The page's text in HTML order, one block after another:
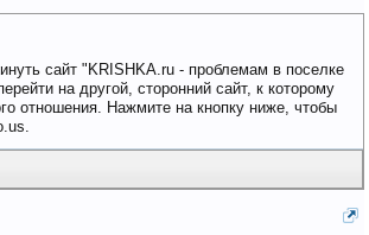
сайт "KRISHKA.ru - проблемам в поселке
на другой, сторонний сайт, к которому
отношения. Нажмите на кнопку ниже, чтобы